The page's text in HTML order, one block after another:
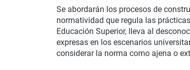
Se abordarán los procesos de
normatividad que regula las
Educación Superior, lleva al
expresas en los escenarios
considerar la norma como ajena o